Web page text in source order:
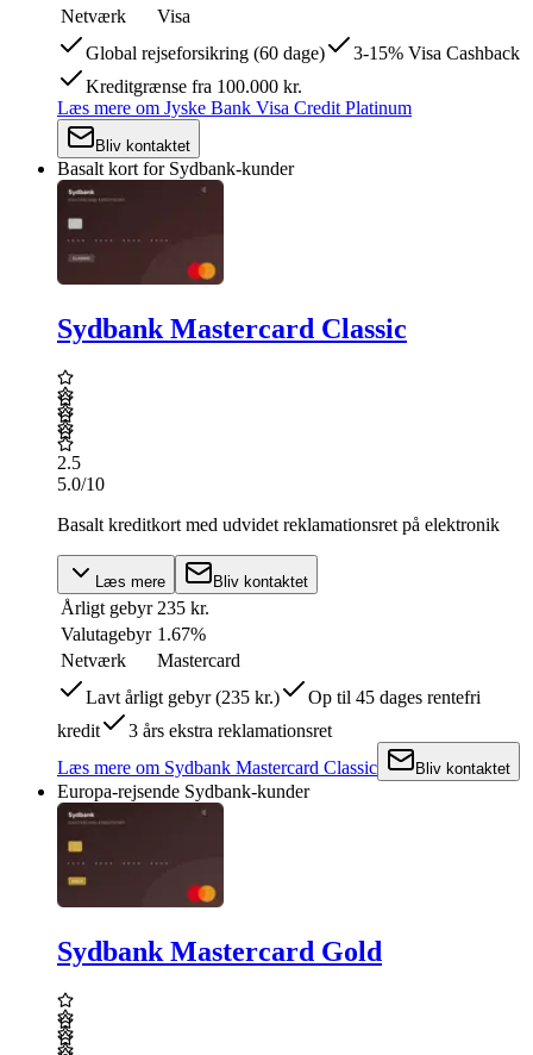
Netværk
Visa
Global rejseforsikring (60 dage)
3-15% Visa Cashback
Kreditgrænse fra 100.000 kr.
Læs mere om Jyske Bank Visa Credit Platinum
Bliv kontaktet
Basalt kort for Sydbank-kunder
Sydbank Mastercard Classic
2.5
5.0/10
Basalt kreditkort med udvidet reklamationsret på elektronik
Læs mere Bliv kontaktet
Årligt gebyr 235 kr.
Valutagebyr 1.67%
Netværk
Mastercard
Lavt årligt gebyr (235 kr.)
Op til 45 dages rentefri
kredit
3 års ekstra reklamationsret
Læs mere om Sydbank Mastercard Classic Bliv kontaktet
Europa-rejsende Sydbank-kunder
Sydbank Mastercard Gold